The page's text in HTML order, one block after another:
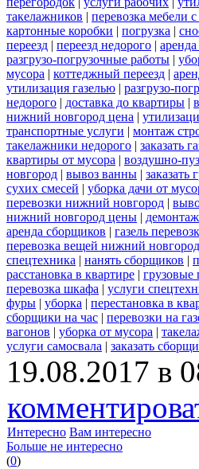
такелажников | перевозка мебели
картонные коробки | погрузка |
переезд | переезд недорого |
разгрузо-погрузочные работы |
мусора | коттеджный переезд |
утилизация газелью | разгрузо-
недорого | доставка до квартиры |
нижний новгород цена |
транспортные услуги | монтаж
такелажники недорого | заказать
квартиры от мусора | воздушно-
новгород | вывоз ванны | заказать
сухих смесей | уборка дачи от
перевозки нижний новгород |
нижний новгород цены | демонтаж
аренда сборщиков | газель
перевозка вещей нижний новгород
спецтехника | нанять сборщиков |
расстановка в квартире | грузовые
перевозка шкафа | услуги
фуры | уборка | перестановка в
сборщики на час | перевозки на
вагонов | уборка от мусора |
услуги самосвала | заказать
19.08.2017 в
Интересно Вам интересно
Больше не интересно
(0)